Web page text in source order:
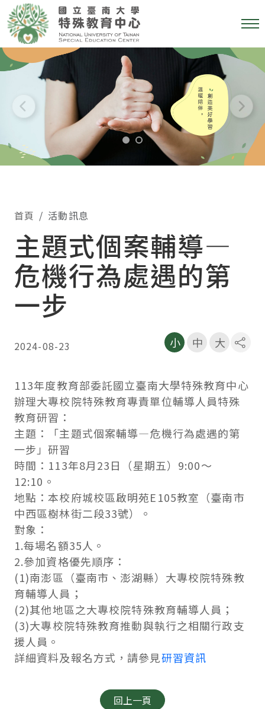
首頁 活動訊息
主題式個案輔導—
危機行為處遇的第
一步
2024-08-23 小 中 大 社
113年度教育部委託國立臺南大學特殊教育中心
辦理大專校院特殊教育專責單位輔導人員特殊
教育研習：
主題：「主題式個案輔導—危機行為處遇的第
一步」研習
時間：113年8月23日（星期五）9:00～
12:10。
地點：本校府城校區啟明苑E105教室（臺南市
中西區樹林街二段33號）。
對象：
1.每場名額35人。
2.參加資格優先順序：
(1)南澎區（臺南市、澎湖縣）大專校院特殊教
育輔導人員；
(2)其他地區之大專校院特殊教育輔導人員；
(3)大專校院特殊教育推動與執行之相關行政支
援人員。
詳細資料及報名方式，請參見研習資訊